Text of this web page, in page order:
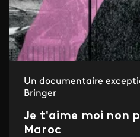
Un documentaire
Bringer
Je t'aime moi non
Maroc